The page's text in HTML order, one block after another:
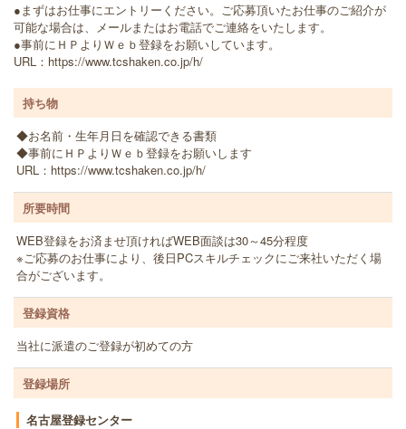
●まずはお仕事にエントリーください。ご応募頂いたお仕事のご紹介が
可能な場合は、メールまたはお電話でご連絡をいたします。
●事前にＨＰよりＷｅｂ登録をお願いしています。
URL：https://www.tcshaken.co.jp/h/
持ち物
◆お名前・生年月日を確認できる書類
◆事前にＨＰよりＷｅｂ登録をお願いします
URL：https://www.tcshaken.co.jp/h/
所要時間
WEB登録をお済ませ頂ければWEB面談は30～45分程度
※ご応募のお仕事により、後日PCスキルチェックにご来社いただく場
合がございます。
登録資格
当社に派遣のご登録が初めての方
登録場所
名古屋登録センター